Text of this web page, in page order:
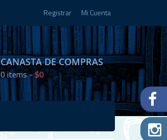
Registrar Mi Cuenta
CANASTA DE COMPRAS
0items -$0